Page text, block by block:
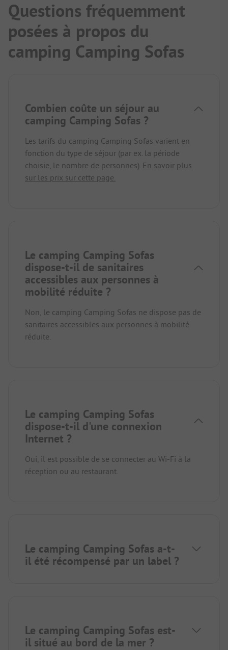
Questions fréquemment
posées à propos du
camping Camping Sofas
Combien coûte un séjour au
camping Camping Sofas ?
Les tarifs du camping Camping Sofas varient en
fonction du type de séjour (par ex. la période
choisie, le nombre de personnes). En savoir plus
sur les prix sur cette page.
Le camping Camping Sofas
dispose-t-il de sanitaires
accessibles aux personnes à
mobilité réduite ?
Non, le camping Camping Sofas ne dispose pas de
sanitaires accessibles aux personnes à mobilité
réduite.
Le camping Camping Sofas
dispose-t-il d'une connexion
Internet ?
Oui, il est possible de se connecter au Wi-Fi à la
réception ou au restaurant.
Le camping Camping Sofas a-t-
il été récompensé par un label ?
Le camping Camping Sofas est-
il situé au bord de la mer ?